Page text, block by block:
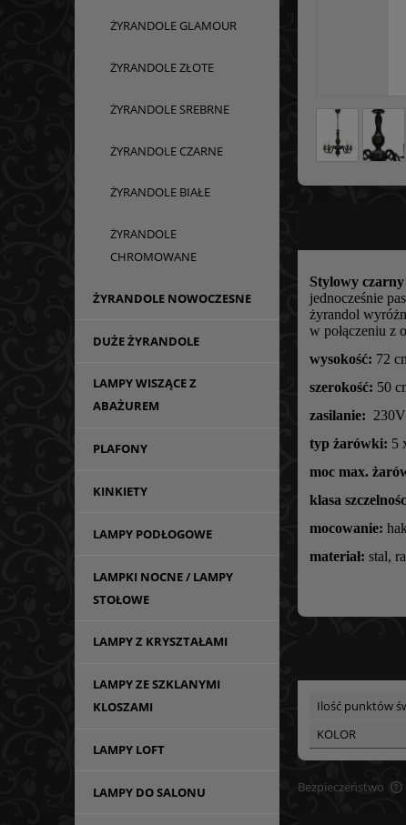
ŻYRANDOLE GLAMOUR
ŻYRANDOLE ZŁOTE
ŻYRANDOLE SREBRNE
ŻYRANDOLE CZARNE
ŻYRANDOLE BIAŁE
ŻYRANDOLE
CHROMOWANE
ŻYRANDOLE NOWOCZESNE
DUŻE ŻYRANDOLE
LAMPY WISZĄCE Z
ABAŻUREM
PLAFONY
KINKIETY
LAMPY PODŁOGOWE
LAMPKI NOCNE / LAMPY
STOŁOWE
LAMPY Z KRYSZTAŁAMI
LAMPY ZE SZKLANYMI
KLOSZAMI
LAMPY LOFT
LAMPY DO SALONU
Stylowy
jednocześnie
żyrandol
w połączeniu z
wysokość: 72
szerokość: 50
zasilanie: 230V
typ żarówki: 5
moc max.
klasa
mocowanie:
materiał: stal,
Ilość punktów
KOLOR
Bezpieczeństwo